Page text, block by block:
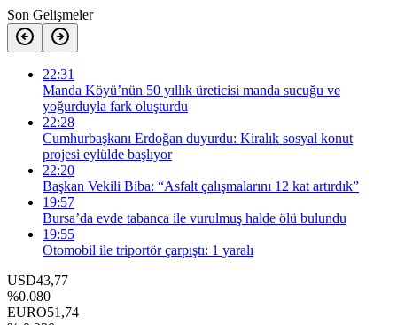
Son Gelişmeler
22:31
Manda Köyü’nün 50 yıllık üreticisi manda sucuğu ve
yoğurduyla fark oluşturdu
22:28
Cumhurbaşkanı Erdoğan duyurdu: Kiralık sosyal konut
projesi eylülde başlıyor
22:20
Başkan Vekili Biba: “Asfalt çalışmalarını 12 kat artırdık”
19:57
Bursa’da evde tabanca ile vurulmuş halde ölü bulundu
19:55
Otomobil ile triportör çarpıştı: 1 yaralı
USD43,77
%0.080
EURO51,74